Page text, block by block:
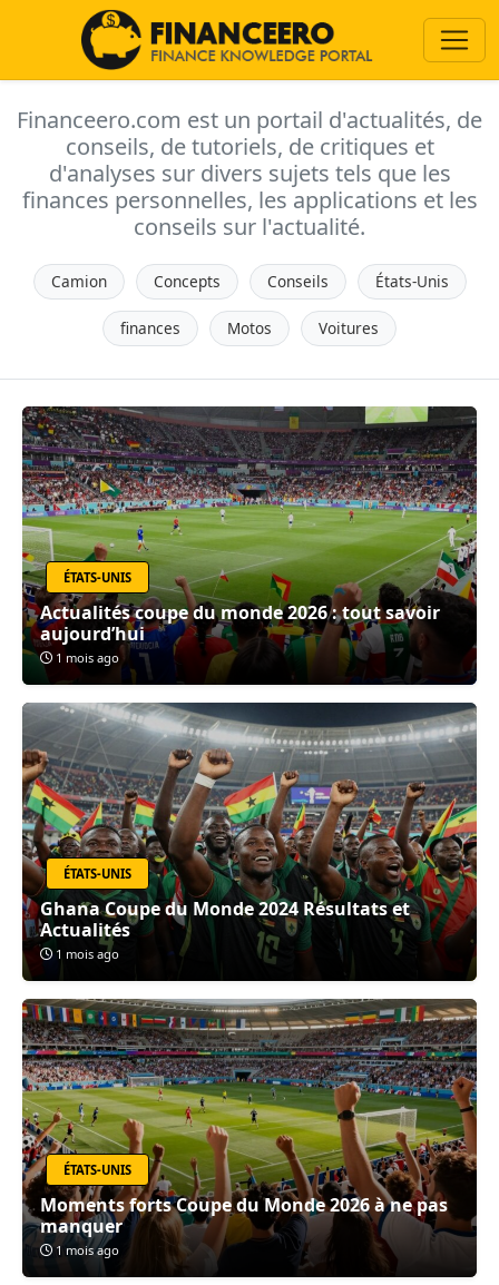
Financeero.com est un portail d'actualités, de
conseils, de tutoriels, de critiques et
d'analyses sur divers sujets tels que les
finances personnelles, les applications et les
conseils sur l'actualité.
Camion Concepts Conseils États-Unis
finances Motos Voitures
ÉTATS-UNIS
Actualités coupe du monde 2026 : tout savoir
aujourd’hui
1 mois ago
ÉTATS-UNIS
Ghana Coupe du Monde 2024 Résultats et
Actualités
1 mois ago
ÉTATS-UNIS
Moments forts Coupe du Monde 2026 à ne pas
manquer
1 mois ago